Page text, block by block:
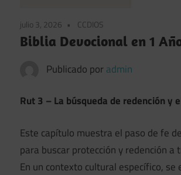
julio 3, 2026 CCDIOS
Biblia Devocional en 1
Publicado por admin
Rut 3 – La búsqueda de redención y
Este capítulo muestra el paso de fe
para buscar protección y redención a
En un contexto cultural específico, se